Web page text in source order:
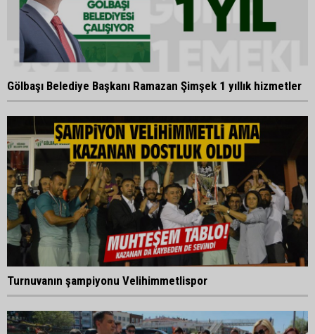
Gölbaşı Belediye Başkanı Ramazan Şimşek 1 yıllık hizmetler
Turnuvanın şampiyonu Velihimmetlispor